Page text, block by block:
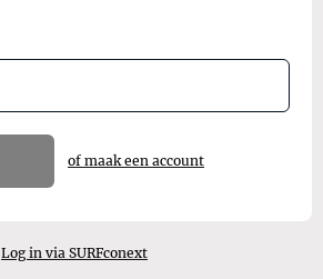
of maak een account
Log in via SURFconext